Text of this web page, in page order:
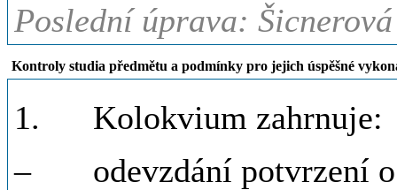
Poslední úprava:
Kontroly studia předmětu a podmínky pro jejich úspěšné
1.
Kolokvium zahrnuje:
–
odevzdání potvrzení